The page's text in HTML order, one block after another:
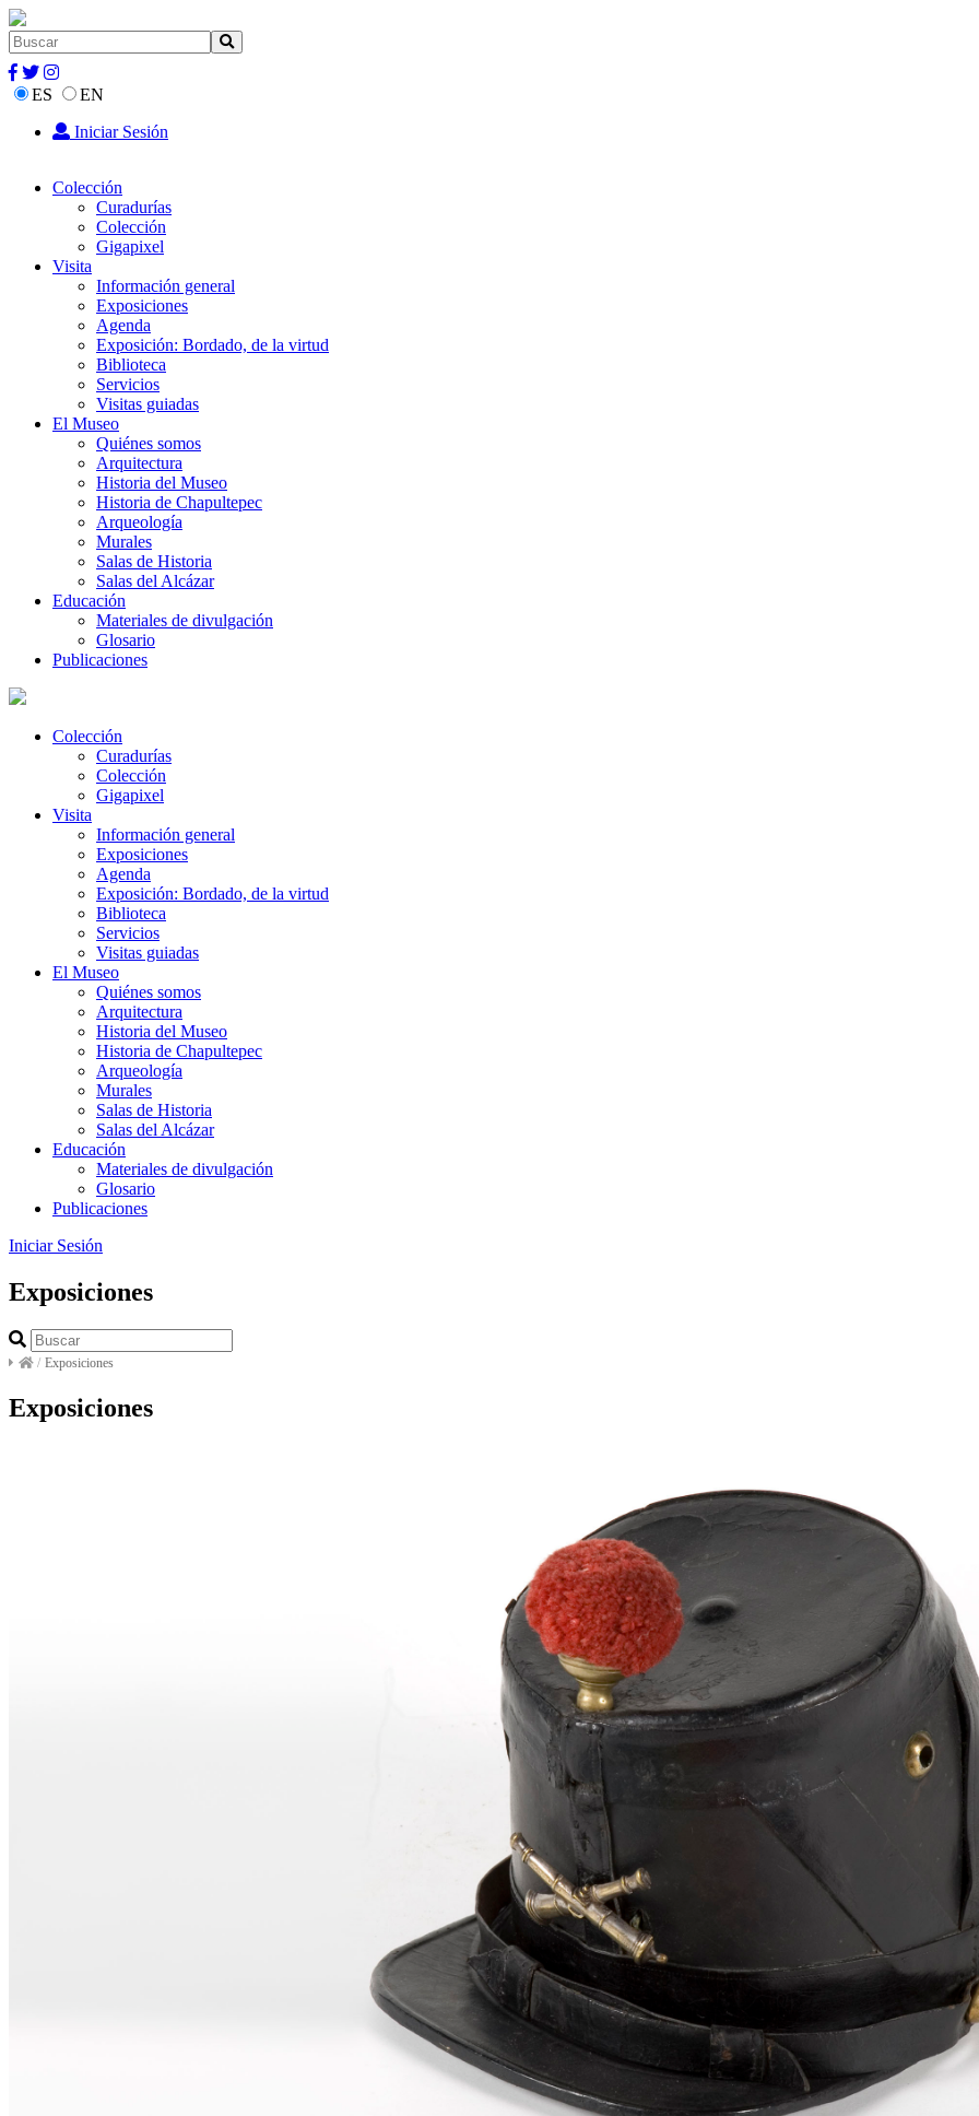
ES
EN
Iniciar Sesión
Colección
Curadurías
Colección
Gigapixel
Visita
Información general
Exposiciones
Agenda
Exposición: Bordado, de la virtud
Biblioteca
Servicios
Visitas guiadas
El Museo
Quiénes somos
Arquitectura
Historia del Museo
Historia de Chapultepec
Arqueología
Murales
Salas de Historia
Salas del Alcázar
Educación
Materiales de divulgación
Glosario
Publicaciones
Colección
Curadurías
Colección
Gigapixel
Visita
Información general
Exposiciones
Agenda
Exposición: Bordado, de la virtud
Biblioteca
Servicios
Visitas guiadas
El Museo
Quiénes somos
Arquitectura
Historia del Museo
Historia de Chapultepec
Arqueología
Murales
Salas de Historia
Salas del Alcázar
Educación
Materiales de divulgación
Glosario
Publicaciones
Iniciar Sesión
Exposiciones
/ Exposiciones
Exposiciones